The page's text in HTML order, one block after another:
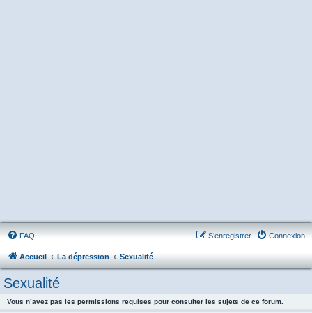
FAQ Connexion
S’enregistrer
Accueil La dépression Sexualité
Sexualité
Vous n’avez pas les permissions requises pour consulter les sujets de ce forum.